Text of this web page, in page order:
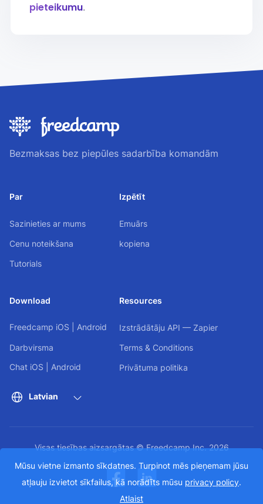
Mūsu vietne izmanto sīkdatnes. Turpinot mēs pieņemam jūsu
atļauju izvietot sīkfailus, kā norādīts mūsu privacy policy.
Atlaist
pieteikumu.
Bezmaksas bez piepūles sadarbība komandām
Par
Sazinieties ar mums
Cenu noteikšana
Tutorials
Izpētīt
Emuārs
kopiena
Download
Freedcamp iOS Android
Darbvirsma
Chat iOS Android
Resources
Izstrādātāju API — Zapier
Terms & Conditions
Privātuma politika
Visas tiesības aizsargātas © Freedcamp Inc. 2026
Latvian